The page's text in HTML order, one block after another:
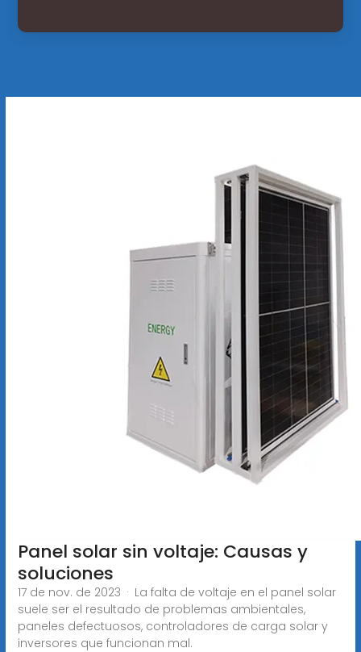
Panel solar sin voltaje: Causas y
soluciones
17 de nov. de 2023 · La falta de voltaje en el panel solar
suele ser el resultado de problemas ambientales,
paneles defectuosos, controladores de carga solar y
inversores que funcionan mal.